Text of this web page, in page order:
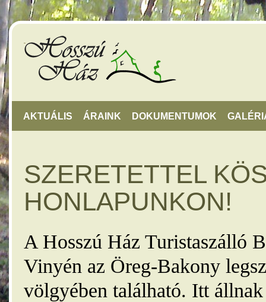
AKTUÁLIS ÁRAINK DOKUMENTUMOK
SZERETETTEL
HONLAPUNKON!
A Hosszú Ház Turistaszálló
Vinyén az Öreg-Bakony
völgyében található. Itt